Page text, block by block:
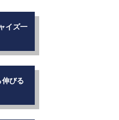
イズ一
伸びる